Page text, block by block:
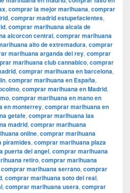
, comprar la mejor marihuana, comprar
, comprar madrid estupefacientes,
, comprar marihuana alcala de
alcorcon central, comprar marihuana
alto de extremadura, comprar
marihuana arganda del rey, comprar
marihuana club cannabico, comprar
, comprar marihuana en barcelona,
, comprar marihuana en España,
, comprar marihuana en Madrid,
, comprar marihuana en mano en
en monterrey, comprar marihuana en
getafe, comprar marihuana las
madrid, comprar marihuana
online, comprar marihuana
pìramides, comprar marihuana plaza
puerta del angel, comprar marihuana
retiro, comprar marihuana
comprar marihuana serrano, comprar
, comprar marihuana soto del real,
, comprar marihuana usera, comprar